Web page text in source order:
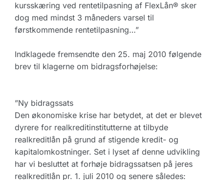
kursskæring ved rentetilpasning af FlexLån® sker
dog med mindst 3 måneders varsel til
førstkommende rentetilpasning…”
Indklagede fremsendte den 25. maj 2010 følgende
brev til klagerne om bidragsforhøjelse:
”Ny bidragssats
Den økonomiske krise har betydet, at det er blevet
dyrere for realkreditinstitutterne at tilbyde
realkreditlån på grund af stigende kredit- og
kapitalomkostninger. Set i lyset af denne udvikling
har vi besluttet at forhøje bidragssatsen på jeres
realkreditlån pr. 1. juli 2010 og senere således: